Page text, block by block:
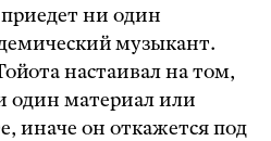
ни один
музыкант.
настаивал на том,
один материал или
иначе он откажется под